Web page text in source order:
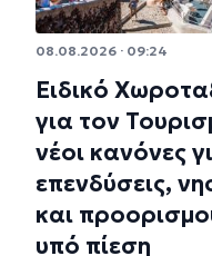
08.08.2026 · 09:24
Ειδικό
για τον
νέοι κανόνες
επενδύσεις,
και
υπό πίεση